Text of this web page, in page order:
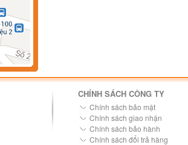
CHÍNH SÁCH CÔNG TY
Chính sách bảo mật
Chính sách giao nhận
Chính sách bảo hành
Chính sách đổi trả hàng